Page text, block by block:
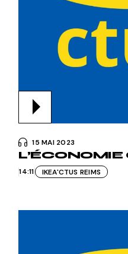
15 MAI 2023
14:11 IKEA'CTUS REIMS